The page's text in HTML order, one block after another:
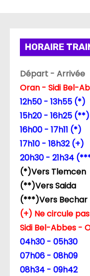
HORAIRE
Départ - Arrivée
Oran - Sidi Bel-
12h50 - 13h55 (*)
15h20 - 16h25 (**)
16h00 - 17h11 (*)
17h10 - 18h32 (+)
20h30 - 21h34
(*)Vers Tlemcen
(**)Vers Saida
(***)Vers Bechar
(+) Ne circule
Sidi Bel-Abbes -
04h30 - 05h30
07h06 - 08h09
08h34 - 09h42